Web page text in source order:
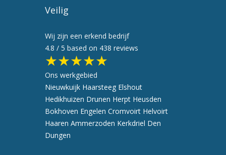
Veilig
Wij zijn een erkend bedrijf
4.8 / 5 based on 438 reviews
★★★★★
Ons werkgebied
Nieuwkuijk Haarsteeg Elshout
Hedikhuizen Drunen Herpt Heusden
Bokhoven Engelen Cromvoirt Helvoirt
Haaren Ammerzoden Kerkdriel Den
Dungen